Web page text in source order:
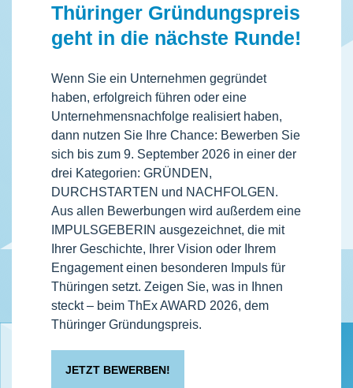
Thüringer Gründungspreis
geht in die nächste Runde!
Wenn Sie ein Unternehmen gegründet
haben, erfolgreich führen oder eine
Unternehmensnachfolge realisiert haben,
dann nutzen Sie Ihre Chance: Bewerben Sie
sich bis zum 9. September 2026 in einer der
drei Kategorien: GRÜNDEN,
DURCHSTARTEN und NACHFOLGEN.
Aus allen Bewerbungen wird außerdem eine
IMPULSGEBERIN ausgezeichnet, die mit
Ihrer Geschichte, Ihrer Vision oder Ihrem
Engagement einen besonderen Impuls für
Thüringen setzt. Zeigen Sie, was in Ihnen
steckt – beim ThEx AWARD 2026, dem
Thüringer Gründungspreis.
JETZT BEWERBEN!